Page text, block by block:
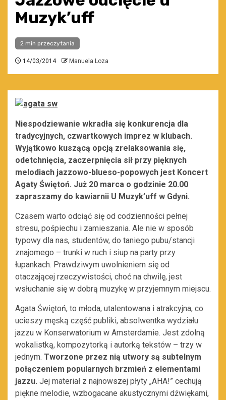
Muzyk’uff
2 min przeczytania
14/03/2014 Manuela Loza
Niespodziewanie wkradła się konkurencja dla
tradycyjnych, czwartkowych imprez w klubach.
Wyjątkowo kuszącą opcją zrelaksowania się,
odetchnięcia, zaczerpnięcia sił przy pięknych
melodiach jazzowo-blueso-popowych jest Koncert
Agaty Świętoń. Już 20 marca o godzinie 20.00
zapraszamy do kawiarnii U Muzyk’uff w Gdyni.
Czasem warto odciąć się od codzienności pełnej
stresu, pośpiechu i zamieszania. Ale nie w sposób
typowy dla nas, studentów, do taniego pubu/stancji
znajomego – trunki w ruch i siup na party przy
łupankach. Prawdziwym uwolnieniem się od
otaczającej rzeczywistości, choć na chwilę, jest
wsłuchanie się w dobrą muzykę w przyjemnym miejscu.
Agata Świętoń, to młoda, utalentowana i atrakcyjna, co
ucieszy męską część publiki, absolwentka wydziału
jazzu w Konserwatorium w Amsterdamie. Jest zdolną
wokalistką, kompozytorką i autorką tekstów – trzy w
jednym. Tworzone przez nią utwory są subtelnym
połączeniem popularnych brzmień z elementami
jazzu. Jej materiał z najnowszej płyty „AHA!” cechują
piękne melodie, wzbogacane akustycznymi dźwiękami,